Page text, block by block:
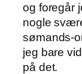
og foregår
nogle
sømands-
jeg bare
på det.